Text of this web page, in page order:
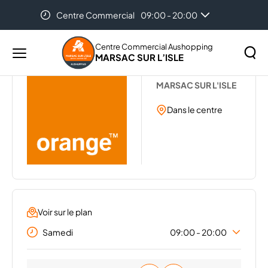
Centre Commercial 09:00 - 20:00
Menu
principal
Centre Commercial Aushopping
MARSAC SUR L’ISLE
... ORANGE
MARSAC SUR L'ISLE
Dans le centre
Voir sur le plan
Samedi
09:00 - 20:00
09:00 - 20:00